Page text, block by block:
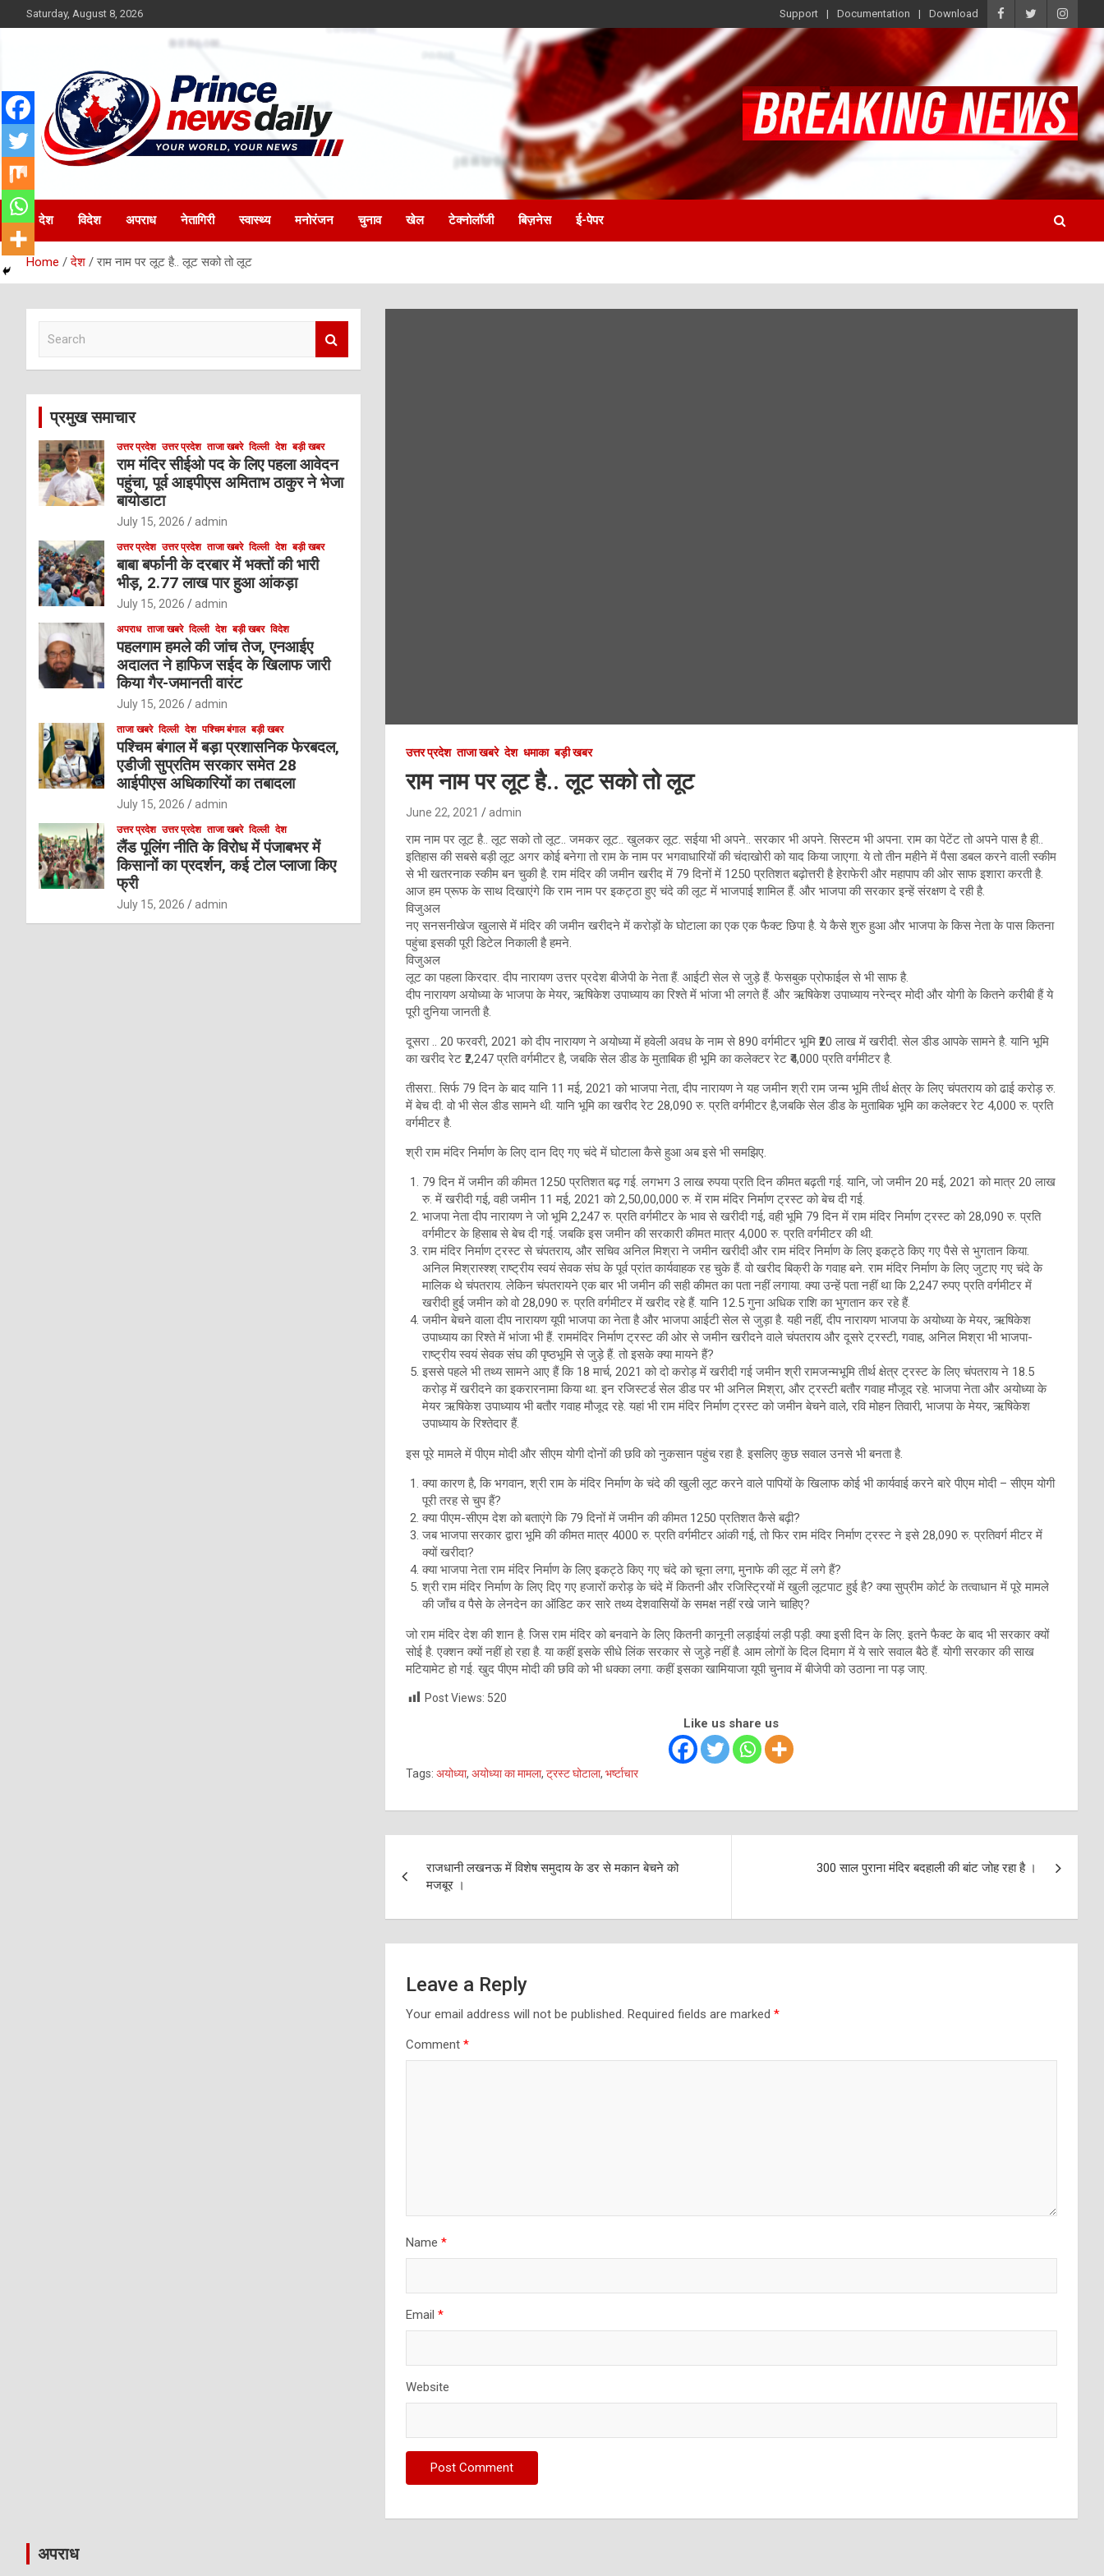
to
Saturday, August 8, 2026 Support Documentation Download
Princenews Daily
देश विदेश अपराध नेतागिरी स्वास्थ्य मनोरंजन चुनाव खेल टेक्नोलॉजी बिज़नेस ई-पेपर
Home देश राम नाम पर लूट है.. लूट सको तो लूट
उत्तर प्रदेश ताजा खबरे देश धमाका बड़ी खबर
राम नाम पर लूट है.. लूट सको तो लूट
June 22, 2021 admin
राम नाम पर लूट है.. लूट सको तो लूट.. जमकर लूट.. खुलकर लूट. सईया भी अपने.. सरकार भी अपने. सिस्टम भी अपना. राम का पेटेंट तो अपने पास है ही..
इतिहास की सबसे बड़ी लूट अगर कोई बनेगा तो राम के नाम पर भगवाधारियों की चंदाखोरी को याद किया जाएगा. ये तो तीन महीने में पैसा डबल करने वाली स्कीम
से भी खतरनाक स्कीम बन चुकी है. राम मंदिर की जमीन खरीद में 79 दिनों में 1250 प्रतिशत बढ़ोत्तरी है हेराफेरी और महापाप की ओर साफ इशारा करती है.
आज हम प्रूफ के साथ दिखाएंगे कि राम नाम पर इकट्ठा हुए चंदे की लूट में भाजपाई शामिल हैं. और भाजपा की सरकार इन्हें संरक्षण दे रही है.
विजुअल
नए सनसनीखेज खुलासे में मंदिर की जमीन खरीदने में करोड़ों के घोटाला का एक एक फैक्ट छिपा है. ये कैसे शुरु हुआ और भाजपा के किस नेता के पास कितना
पहुंचा इसकी पूरी डिटेल निकाली है हमने.
विजुअल
लूट का पहला किरदार. दीप नारायण उत्तर प्रदेश बीजेपी के नेता हैं. आईटी सेल से जुड़े हैं. फेसबुक प्रोफाईल से भी साफ है.
दीप नारायण अयोध्या के भाजपा के मेयर, ऋषिकेश उपाध्याय का रिश्ते में भांजा भी लगते हैं. और ऋषिकेश उपाध्याय नरेन्द्र मोदी और योगी के कितने करीबी हैं ये
पूरी दुनिया जानती है.
दूसरा .. 20 फरवरी, 2021 को दीप नारायण ने अयोध्या में हवेली अवध के नाम से 890 वर्गमीटर भूमि ₹20 लाख में खरीदी. सेल डीड आपके सामने है. यानि भूमि
का खरीद रेट ₹2,247 प्रति वर्गमीटर है, जबकि सेल डीड के मुताबिक ही भूमि का कलेक्टर रेट ₹4,000 प्रति वर्गमीटर है.
तीसरा.. सिर्फ 79 दिन के बाद यानि 11 मई, 2021 को भाजपा नेता, दीप नारायण ने यह जमीन श्री राम जन्म भूमि तीर्थ क्षेत्र के लिए चंपतराय को ढाई करोड़ रु.
में बेच दी. वो भी सेल डीड सामने थी. यानि भूमि का खरीद रेट 28,090 रु. प्रति वर्गमीटर है,जबकि सेल डीड के मुताबिक भूमि का कलेक्टर रेट 4,000 रु. प्रति
वर्गमीटर है.
श्री राम मंदिर निर्माण के लिए दान दिए गए चंदे में घोटाला कैसे हुआ अब इसे भी समझिए.
79 दिन में जमीन की कीमत 1250 प्रतिशत बढ़ गई. लगभग 3 लाख रुपया प्रति दिन कीमत बढ़ती गई. यानि, जो जमीन 20 मई, 2021 को मात्र 20 लाख
रु. में खरीदी गई, वही जमीन 11 मई, 2021 को 2,50,00,000 रु. में राम मंदिर निर्माण ट्रस्ट को बेच दी गई.
भाजपा नेता दीप नारायण ने जो भूमि 2,247 रु. प्रति वर्गमीटर के भाव से खरीदी गई, वही भूमि 79 दिन में राम मंदिर निर्माण ट्रस्ट को 28,090 रु. प्रति
वर्गमीटर के हिसाब से बेच दी गई. जबकि इस जमीन की सरकारी कीमत मात्र 4,000 रु. प्रति वर्गमीटर की थी.
राम मंदिर निर्माण ट्रस्ट से चंपतराय, और सचिव अनिल मिश्रा ने जमीन खरीदी और राम मंदिर निर्माण के लिए इकट्ठे किए गए पैसे से भुगतान किया.
अनिल मिश्रास्श्श् राष्ट्रीय स्वयं सेवक संघ के पूर्व प्रांत कार्यवाहक रह चुके हैं. वो खरीद बिक्री के गवाह बने. राम मंदिर निर्माण के लिए जुटाए गए चंदे के
मालिक थे चंपतराय. लेकिन चंपतरायने एक बार भी जमीन की सही कीमत का पता नहीं लगाया. क्या उन्हें पता नहीं था कि 2,247 रुपए प्रति वर्गमीटर में
खरीदी हुई जमीन को वो 28,090 रु. प्रति वर्गमीटर में खरीद रहे हैं. यानि 12.5 गुना अधिक राशि का भुगतान कर रहे हैं.
जमीन बेचने वाला दीप नारायण यूपी भाजपा का नेता है और भाजपा आईटी सेल से जुड़ा है. यही नहीं, दीप नारायण भाजपा के अयोध्या के मेयर, ऋषिकेश
उपाध्याय का रिश्ते में भांजा भी हैं. राममंदिर निर्माण ट्रस्ट की ओर से जमीन खरीदने वाले चंपतराय और दूसरे ट्रस्टी, गवाह, अनिल मिश्रा भी भाजपा-
राष्ट्रीय स्वयं सेवक संघ की पृष्ठभूमि से जुड़े हैं. तो इसके क्या मायने हैं?
इससे पहले भी तथ्य सामने आए हैं कि 18 मार्च, 2021 को दो करोड़ में खरीदी गई जमीन श्री रामजन्मभूमि तीर्थ क्षेत्र ट्रस्ट के लिए चंपतराय ने 18.5
करोड़ में खरीदने का इकरारनामा किया था. इन रजिस्टर्ड सेल डीड पर भी अनिल मिश्रा, और ट्रस्टी बतौर गवाह मौजूद रहे. भाजपा नेता और अयोध्या के
मेयर ऋषिकेश उपाध्याय भी बतौर गवाह मौजूद रहे. यहां भी राम मंदिर निर्माण ट्रस्ट को जमीन बेचने वाले, रवि मोहन तिवारी, भाजपा के मेयर, ऋषिकेश
उपाध्याय के रिश्तेदार हैं.
इस पूरे मामले में पीएम मोदी और सीएम योगी दोनों की छवि को नुकसान पहुंच रहा है. इसलिए कुछ सवाल उनसे भी बनता है.
क्या कारण है, कि भगवान, श्री राम के मंदिर निर्माण के चंदे की खुली लूट करने वाले पापियों के खिलाफ कोई भी कार्यवाई करने बारे पीएम मोदी – सीएम योगी
पूरी तरह से चुप हैं?
क्या पीएम-सीएम देश को बताएंगे कि 79 दिनों में जमीन की कीमत 1250 प्रतिशत कैसे बढ़ी?
जब भाजपा सरकार द्वारा भूमि की कीमत मात्र 4000 रु. प्रति वर्गमीटर आंकी गई, तो फिर राम मंदिर निर्माण ट्रस्ट ने इसे 28,090 रु. प्रतिवर्ग मीटर में
क्यों खरीदा?
क्या भाजपा नेता राम मंदिर निर्माण के लिए इकट्ठे किए गए चंदे को चूना लगा, मुनाफे की लूट में लगे हैं?
श्री राम मंदिर निर्माण के लिए दिए गए हजारों करोड़ के चंदे में कितनी और रजिस्ट्रियों में खुली लूटपाट हुई है? क्या सुप्रीम कोर्ट के तत्वाधान में पूरे मामले
की जाँच व पैसे के लेनदेन का ऑडिट कर सारे तथ्य देशवासियों के समक्ष नहीं रखे जाने चाहिए?
जो राम मंदिर देश की शान है. जिस राम मंदिर को बनवाने के लिए कितनी कानूनी लड़ाईयां लड़ी पड़ी. क्या इसी दिन के लिए. इतने फैक्ट के बाद भी सरकार क्यों
सोई है. एक्शन क्यों नहीं हो रहा है. या कहीं इसके सीधे लिंक सरकार से जुड़े नहीं है. आम लोगों के दिल दिमाग में ये सारे सवाल बैठे हैं. योगी सरकार की साख
मटियामेट हो गई. खुद पीएम मोदी की छवि को भी धक्का लगा. कहीं इसका खामियाजा यूपी चुनाव में बीजेपी को उठाना ना पड़ जाए.
Post Views: 520
Like us share us
Tags: अयोध्या, अयोध्या का मामला, ट्रस्ट घोटाला, भर्ष्टाचार
navigation
राजधानी लखनऊ में विशेष समुदाय के डर से मकान बेचने को
मजबूर ।
300 साल पुराना मंदिर बदहाली की बांट जोह रहा है ।
Leave a Reply
Your email address will not be published. Required fields are marked *
Comment *
Name *
Email *
Website
c
प्रमुख समाचार
उत्तर प्रदेश उत्तर प्रदेश ताजा खबरे दिल्ली देश बड़ी खबर
राम मंदिर सीईओ पद के लिए पहला आवेदन
पहुंचा, पूर्व आइपीएस अमिताभ ठाकुर ने भेजा
बायोडाटा
July 15, 2026 admin
उत्तर प्रदेश उत्तर प्रदेश ताजा खबरे दिल्ली देश बड़ी खबर
बाबा बर्फानी के दरबार में भक्तों की भारी
भीड़, 2.77 लाख पार हुआ आंकड़ा
July 15, 2026 admin
अपराध ताजा खबरे दिल्ली देश बड़ी खबर विदेश
पहलगाम हमले की जांच तेज, एनआईए
अदालत ने हाफिज सईद के खिलाफ जारी
किया गैर-जमानती वारंट
July 15, 2026 admin
ताजा खबरे दिल्ली देश पश्चिम बंगाल बड़ी खबर
पश्चिम बंगाल में बड़ा प्रशासनिक फेरबदल,
एडीजी सुप्रतिम सरकार समेत 28
आईपीएस अधिकारियों का तबादला
July 15, 2026 admin
उत्तर प्रदेश उत्तर प्रदेश ताजा खबरे दिल्ली देश
लैंड पूलिंग नीति के विरोध में पंजाबभर में
किसानों का प्रदर्शन, कई टोल प्लाजा किए
फ्री
July 15, 2026 admin
अपराध